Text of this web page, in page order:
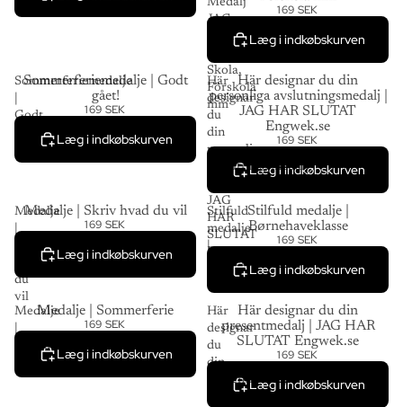
Medalj
JAG
HAR
KLARAT
Skola,
Förskola
mm
169 SEK
Læg i indkøbskurven
Sommerferiemedalje
Godt
gået!
Sommerferiemedalje | Godt
gået!
169 SEK
Læg i indkøbskurven
Här
designar
du
din
personliga
avslutningsmedalj
|
JAG
HAR
SLUTAT
Engwek.se
Här designar du din
personliga avslutningsmedalj |
JAG HAR SLUTAT
Engwek.se
169 SEK
Læg i indkøbskurven
Medalje
|
Skriv
hvad
du
vil
Medalje | Skriv hvad du vil
169 SEK
Læg i indkøbskurven
Stilfuld
medalje
|
Børnehaveklasse
Stilfuld medalje |
Børnehaveklasse
169 SEK
Læg i indkøbskurven
Medalje
|
Sommerferie
Medalje | Sommerferie
169 SEK
Læg i indkøbskurven
Här
designar
du
din
presentmedalj
Här designar du din
presentmedalj | JAG HAR
SLUTAT Engwek.se
169 SEK
Læg i indkøbskurven